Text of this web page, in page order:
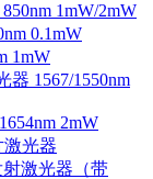
1mW/2mW
0.1mW
1mW
1567/1550nm
2mW
激光器
射激光器（带